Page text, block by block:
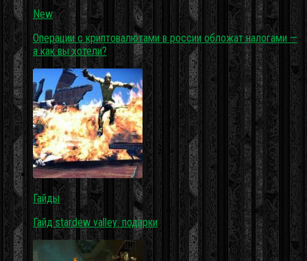
New
Операции с криптовалютами в россии обложат налогами —
а как вы хотели?
Гайды
Гайд stardew valley: подарки